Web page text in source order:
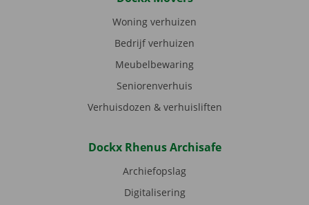
Woning verhuizen
Bedrijf verhuizen
Meubelbewaring
Seniorenverhuis
Verhuisdozen & verhuisliften
Dockx Rhenus Archisafe
Archiefopslag
Digitalisering